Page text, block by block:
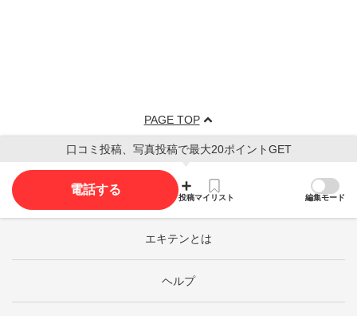
PAGE TOP
口コミ投稿、写真投稿で最大20ポイントGET
電話する
投稿マイリスト 編集モード
エキテンとは
ヘルプ